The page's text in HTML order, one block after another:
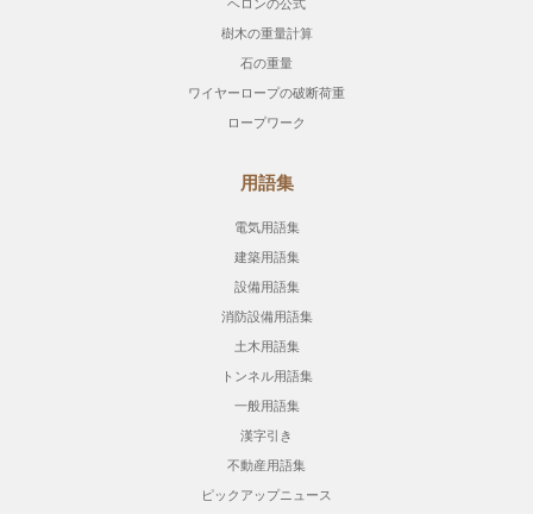
樹木の重量計算
石の重量
ワイヤーロープの破断荷重
ロープワーク
用語集
電気用語集
建築用語集
設備用語集
消防設備用語集
土木用語集
トンネル用語集
一般用語集
漢字引き
不動産用語集
ピックアップニュース